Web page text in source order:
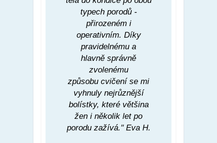
typech porodů -
přirozeném i
operativním. Díky
pravidelnému a
hlavně správně
zvolenému
způsobu cvičení se mi
vyhnuly nejrůznější
bolístky, které většina
žen i několik let po
porodu zažívá." Eva H.